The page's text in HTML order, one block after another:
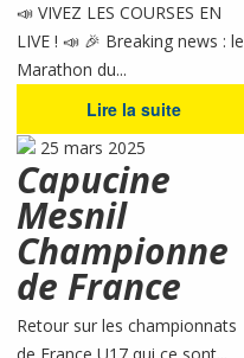
📣 VIVEZ LES COURSES EN
LIVE ! 📣 🎉 Breaking news : le
Marathon du...
Lire la suite
25 mars 2025
Capucine
Mesnil
Championne
de France
Retour sur les championnats